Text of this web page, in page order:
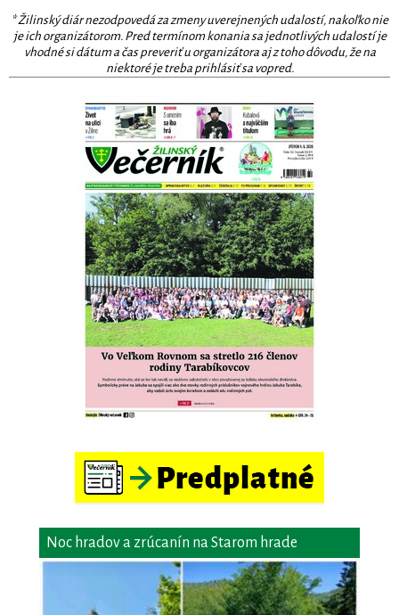
* Žilinský diár nezodpovedá za zmeny uverejnených udalostí, nakoľko nie
je ich organizátorom. Pred termínom konania sa jednotlivých udalostí je
vhodné si dátum a čas preveriť u organizátora aj z toho dôvodu, že na
niektoré je treba prihlásiť sa vopred.
Noc hradov a zrúcanín na Starom hrade